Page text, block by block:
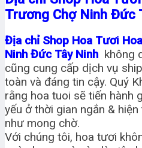
Trương Chợ Ninh Đức
Địa chỉ Shop Hoa Tươi
Ninh Đức Tây Ninh không
cũng cung cấp dịch vụ
toàn và đáng tin cậy. Quý
rằng hoa tuoi sẽ tiến hành
yếu ở thời gian ngắn &
như mong chờ.
Với chúng tôi, hoa tươi